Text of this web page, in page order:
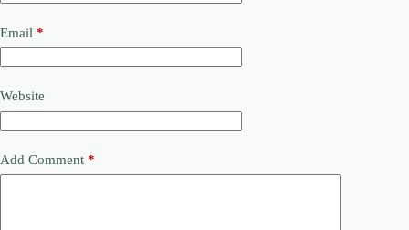
Email *
Website
Add Comment *